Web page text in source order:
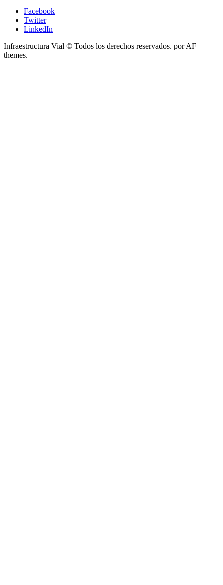
Facebook
Twitter
LinkedIn
Infraestructura Vial © Todos los derechos reservados. por AF
themes.